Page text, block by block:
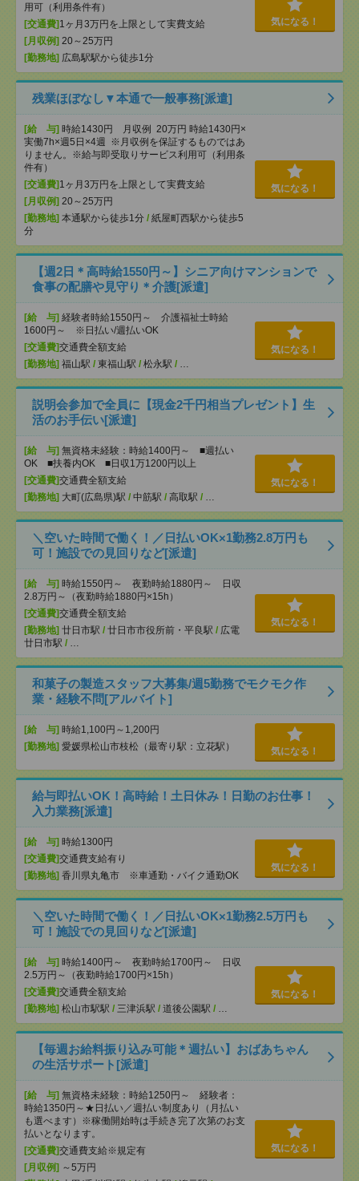
用可（利用条件有）
[交通費]1ヶ月3万円を上限として実費支給
[月収例] 20～25万円
[勤務地] 広島駅駅から徒歩1分
気になる！
残業ほぼなし▼本通で一般事務[派遣]
[給 与] 時給1430円 月収例 20万円 時給1430円×
実働7h×週5日×4週 ※月収例を保証するものではあ
りません。※給与即受取りサービス利用可（利用条
件有）
[交通費]1ヶ月3万円を上限として実費支給
[月収例] 20～25万円
[勤務地] 本通駅から徒歩1分 / 紙屋町西駅から徒歩5
分
気になる！
【週2日＊高時給1550円～】シニア向けマンションで
食事の配膳や見守り＊介護[派遣]
[給 与] 経験者時給1550円～ 介護福祉士時給
1600円～ ※日払い/週払いOK
[交通費]交通費全額支給
[勤務地] 福山駅 / 東福山駅 / 松永駅 / …
気になる！
説明会参加で全員に【現金2千円相当プレゼント】生
活のお手伝い[派遣]
[給 与] 無資格未経験：時給1400円～ ■週払い
OK ■扶養内OK ■日収1万1200円以上
[交通費]交通費全額支給
[勤務地] 大町(広島県)駅 / 中筋駅 / 高取駅 / …
気になる！
＼空いた時間で働く！／日払いOK×1勤務2.8万円も
可！施設での見回りなど[派遣]
[給 与] 時給1550円～ 夜勤時給1880円～ 日収
2.8万円～（夜勤時給1880円×15h）
[交通費]交通費全額支給
[勤務地] 廿日市駅 / 廿日市市役所前・平良駅 / 広電
廿日市駅 / …
気になる！
和菓子の製造スタッフ大募集/週5勤務でモクモク作
業・経験不問[アルバイト]
[給 与] 時給1,100円～1,200円
[勤務地] 愛媛県松山市枝松（最寄り駅：立花駅） 気になる！
給与即払いOK！高時給！土日休み！日勤のお仕事！
入力業務[派遣]
[給 与] 時給1300円
[交通費]交通費支給有り
[勤務地] 香川県丸亀市 ※車通勤・バイク通勤OK
気になる！
＼空いた時間で働く！／日払いOK×1勤務2.5万円も
可！施設での見回りなど[派遣]
[給 与] 時給1400円～ 夜勤時給1700円～ 日収
2.5万円～（夜勤時給1700円×15h）
[交通費]交通費全額支給
[勤務地] 松山市駅駅 / 三津浜駅 / 道後公園駅 / …
気になる！
【毎週お給料振り込み可能＊週払い】おばあちゃん
の生活サポート[派遣]
[給 与] 無資格未経験：時給1250円～ 経験者：
時給1350円～★日払い／週払い制度あり（月払い
も選べます）※稼働開始時は手続き完了次第のお支
払いとなります。
[交通費]交通費支給※規定有
[月収例] ～5万円
気になる！